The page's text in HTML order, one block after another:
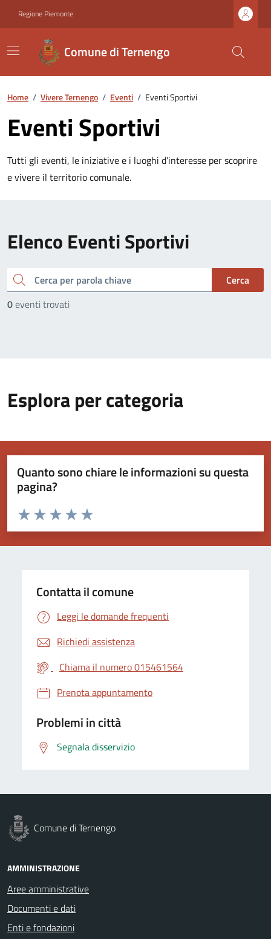
Regione Piemonte
Comune di Ternengo
Home / Vivere Ternengo / Eventi / Eventi Sportivi
Eventi Sportivi
Tutti gli eventi, le iniziative e i luoghi d’interesse per scoprire
e vivere il territorio comunale.
Elenco Eventi Sportivi
cerca
Cerca
0eventi trovati
Esplora per categoria
Quanto sono chiare le informazioni su questa
pagina?
Valuta da 1 a 5 stelle la pagina
Valuta 5 stelle su 5
Valuta 4 stelle su 5
Valuta 3 stelle su 5
Valuta 2 stelle su 5
Valuta 1 stelle su 5
Contatta il comune
Leggi le domande frequenti
Richiedi assistenza
Chiama il numero 015461564
Prenota appuntamento
Problemi in città
Segnala disservizio
Comune di Ternengo
AMMINISTRAZIONE
Aree amministrative
Documenti e dati
Enti e fondazioni